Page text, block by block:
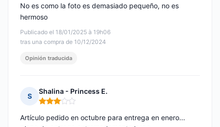
Publicado el 18/01/2025 à 19h06
tras una compra de 10/12/2024
No es como la foto es demasiado pequeño, no es
hermoso
Opinión traducida
S
Shalina - Princess E.
Nota: 3 de 5
Artículo pedido en octubre para entrega en enero...